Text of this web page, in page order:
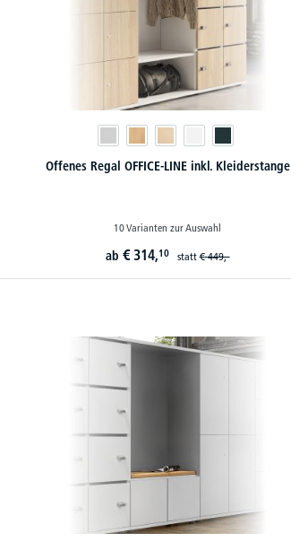
Offenes Regal OFFICE-LINE inkl. Kleiderstange
10 Varianten zur Auswahl
ab € 314,10 statt€ 449,-